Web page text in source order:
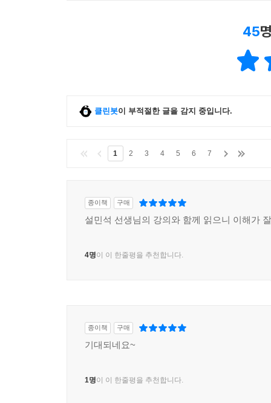
45
클린봇이 부적절한 글을 감지 중입니다.
1 2 3 4 5 6 7
종이책 구매
설민석 선생님의 강의와 함께 읽으니 이해가
4명이 이 한줄평을 추천합니다.
종이책 구매
기대되네요~
1명이 이 한줄평을 추천합니다.